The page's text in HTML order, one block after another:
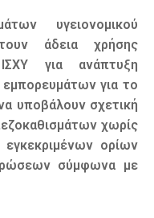
υγειονομικού
άδεια χρήσης
για ανάπτυξη
για το
υποβάλουν σχετική
χωρίς
ορίων
σύμφωνα με